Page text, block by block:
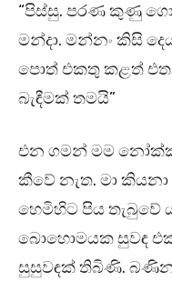
“පිස්සු. පරණ කුණු
මන්දා. මන්නං කිසි
පොත් එකතු කළත්
බැඳීමක් තමයි”
එන ගමන් මම
කීවේ නැත. මා
හෙමිහිට පිය තැබුවේ
බොහොමයක සුවඳ
සුසුවඳක් තිබිණි. බණින